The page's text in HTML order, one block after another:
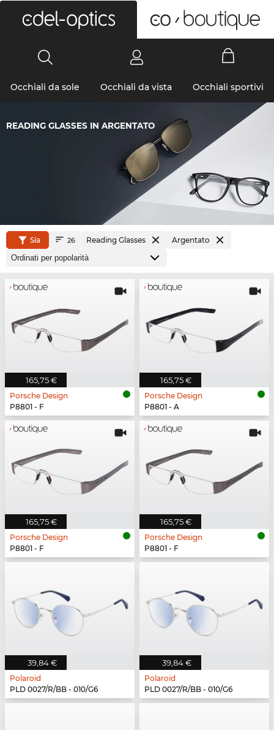
Occhiali da sole Occhiali da vista Occhiali sportivi
READING GLASSES IN ARGENTATO
Sía 26 Reading Glasses Argentato
165,75 €
Porsche Design
P8801 - F
165,75 €
Porsche Design
P8801 - A
165,75 €
Porsche Design
P8801 - F
165,75 €
Porsche Design
P8801 - F
39,84 €
Polaroid
PLD 0027/R/BB - 010/G6
39,84 €
Polaroid
PLD 0027/R/BB - 010/G6